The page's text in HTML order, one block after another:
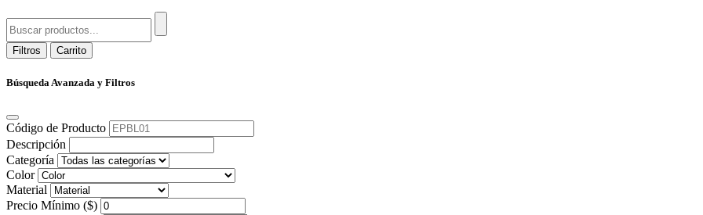
Filtros Carrito
Búsqueda Avanzada y Filtros
Código de Producto
Descripción
Categoría
Color
Material
Precio Mínimo ($)